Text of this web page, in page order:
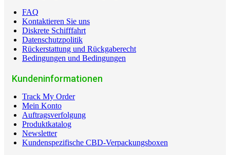
FAQ
Kontaktieren Sie uns
Diskrete Schifffahrt
Datenschutzpolitik
Rückerstattung und Rückgaberecht
Bedingungen und Bedingungen
Kundeninformationen
Track My Order
Mein Konto
Auftragsverfolgung
Produktkatalog
Newsletter
Kundenspezifische CBD-Verpackungsboxen